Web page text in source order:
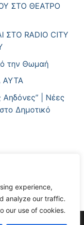
experience,
analyze our traffic.
our use of cookies.
ΣΤΟ ΘΕΑΤΡΟ
RADIO CITY
την Θωμαή
ΑΥΤΑ
Αηδόνες” | Νέες
Δημοτικό